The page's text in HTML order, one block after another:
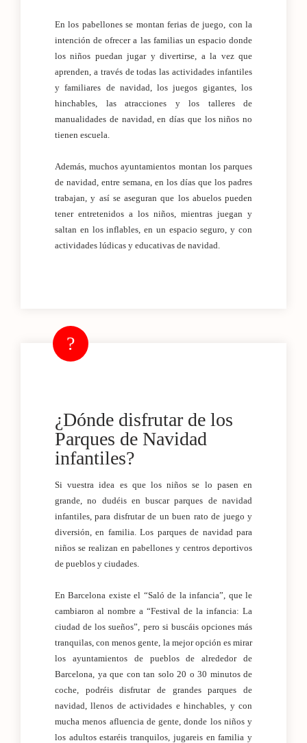
En los pabellones se montan ferias de juego, con la
intención de ofrecer a las familias un espacio donde
los niños puedan jugar y divertirse, a la vez que
aprenden, a través de todas las actividades infantiles
y familiares de navidad, los juegos gigantes, los
hinchables, las atracciones y los talleres de
manualidades de navidad, en días que los niños no
tienen escuela.
Además, muchos ayuntamientos montan los parques
de navidad, entre semana, en los días que los padres
trabajan, y así se aseguran que los abuelos pueden
tener entretenidos a los niños, mientras juegan y
saltan en los inflables, en un espacio seguro, y con
actividades lúdicas y educativas de navidad.
¿Dónde disfrutar de los
Parques de Navidad
infantiles?
Si vuestra idea es que los niños se lo pasen en
grande, no dudéis en buscar parques de navidad
infantiles, para disfrutar de un buen rato de juego y
diversión, en familia. Los parques de navidad para
niños se realizan en pabellones y centros deportivos
de pueblos y ciudades.
En Barcelona existe el “Saló de la infancia”, que le
cambiaron al nombre a “Festival de la infancia: La
ciudad de los sueños”, pero si buscáis opciones más
tranquilas, con menos gente, la mejor opción es mirar
los ayuntamientos de pueblos de alrededor de
Barcelona, ya que con tan solo 20 o 30 minutos de
coche, podréis disfrutar de grandes parques de
navidad, llenos de actividades e hinchables, y con
mucha menos afluencia de gente, donde los niños y
los adultos estaréis tranquilos, jugareis en familia y